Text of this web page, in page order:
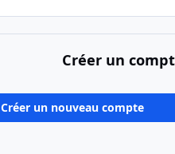
Créer un
Créer un nouveau compte